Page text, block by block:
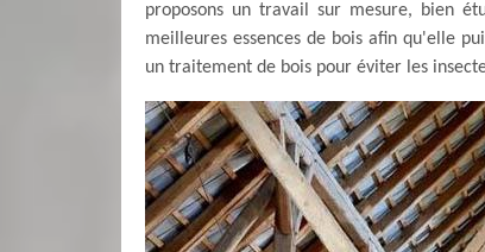
proposons un travail sur mesure, bien
meilleures essences de bois afin qu'elle
un traitement de bois pour éviter les